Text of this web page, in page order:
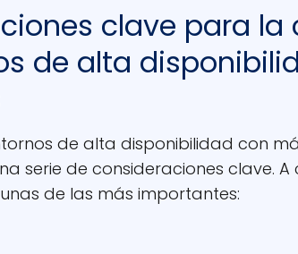
clave para la
de alta
de alta disponibilidad con
serie de consideraciones clave. A
de las más importantes: